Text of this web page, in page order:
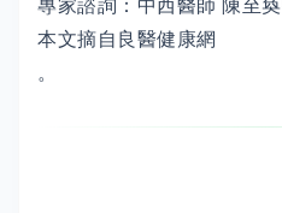
專家諮詢：中西醫師 陳至
本文摘自良醫健康網
。